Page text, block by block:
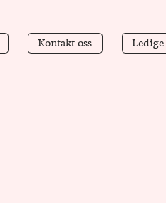
Kontakt oss Ledige